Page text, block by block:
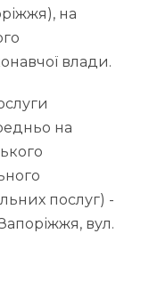
на
влади.
на
послуг) -
вул.